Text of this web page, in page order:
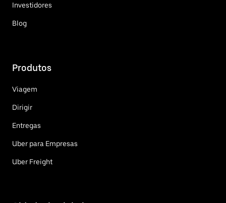
Investidores
Blog
Produtos
Viagem
Dirigir
Entregas
Uber para Empresas
Uber Freight